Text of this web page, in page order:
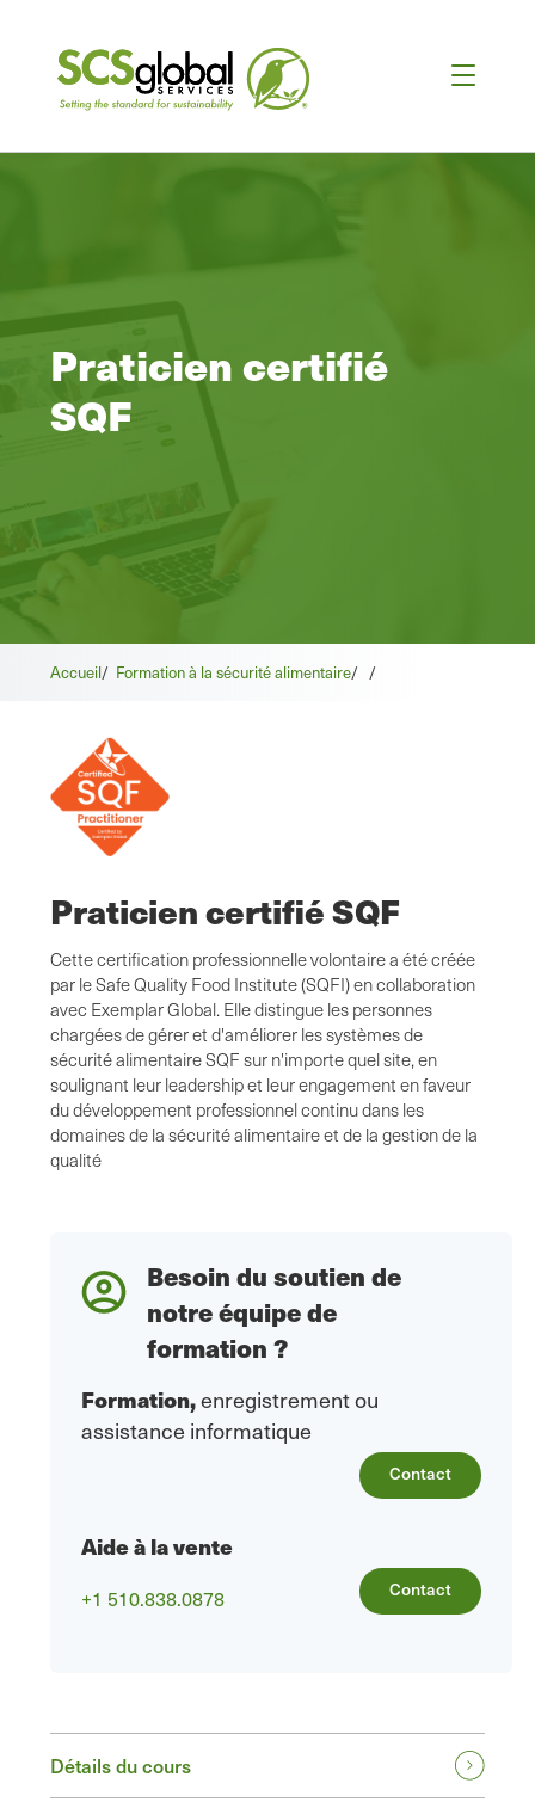
Praticien certifié
SQF
Accueil/ Formation à la sécurité alimentaire/ /
Praticien certifié SQF
Cette certification professionnelle volontaire a été créée
par le Safe Quality Food Institute (SQFI) en collaboration
avec Exemplar Global. Elle distingue les personnes
chargées de gérer et d'améliorer les systèmes de
sécurité alimentaire SQF sur n'importe quel site, en
soulignant leur leadership et leur engagement en faveur
du développement professionnel continu dans les
domaines de la sécurité alimentaire et de la gestion de la
qualité
Besoin du soutien de
notre équipe de
formation ?
Formation,enregistrement ou
assistance informatique
Contact
Aide à la vente
+1 510.838.0878 Contact
Détails du cours